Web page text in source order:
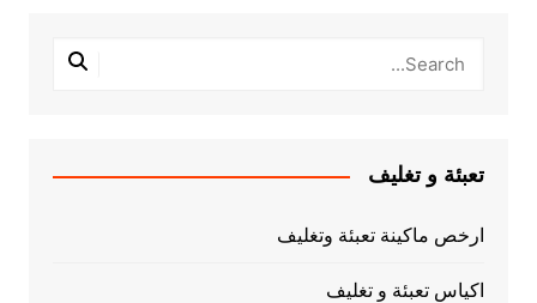
تعبئة و تغليف
ارخص ماكينة تعبئة وتغليف
اكياس تعبئة و تغليف